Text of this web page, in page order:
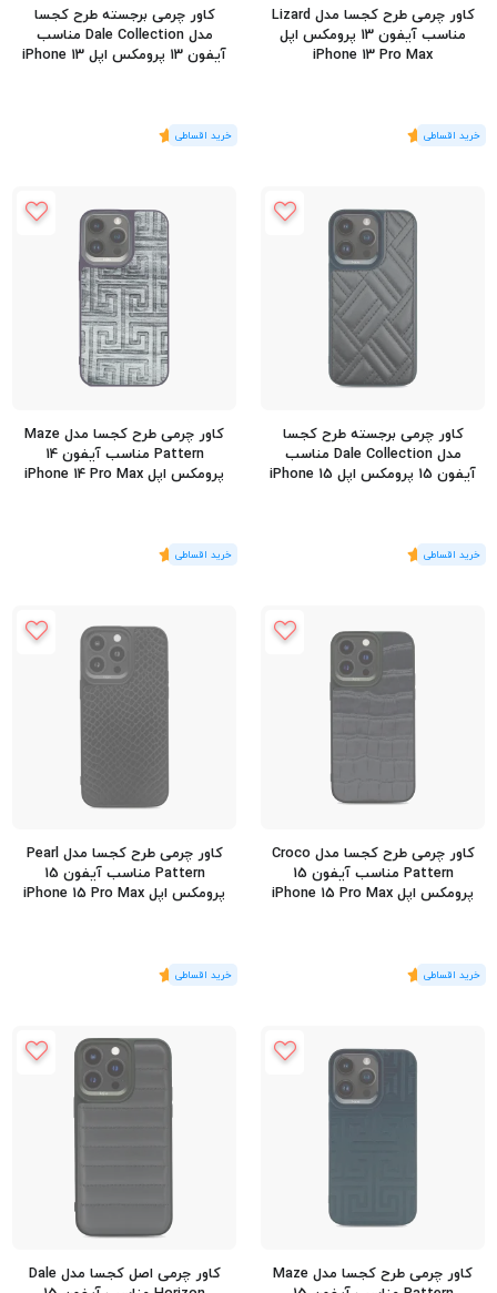
کاور چرمی طرح کجسا مدل Lizard
مناسب آیفون 13 پرومکس اپل
iPhone 13 Pro Max
(1رای)
5
کاور چرمی برجسته طرح کجسا
مدل Dale Collection مناسب
آیفون 13 پرومکس اپل iPhone 13
(1رای)
5
کاور چرمی برجسته طرح کجسا
مدل Dale Collection مناسب
آیفون 15 پرومکس اپل iPhone 15
(1رای)
5
کاور چرمی طرح کجسا مدل Maze
Pattern مناسب آیفون 14
پرومکس اپل iPhone 14 Pro Max
(1رای)
5
کاور چرمی طرح کجسا مدل Croco
Pattern مناسب آیفون 15
پرومکس اپل iPhone 15 Pro Max
(1رای)
5
کاور چرمی طرح کجسا مدل Pearl
Pattern مناسب آیفون 15
پرومکس اپل iPhone 15 Pro Max
(1رای)
5
کاور چرمی طرح کجسا مدل Maze
کاور چرمی اصل کجسا مدل Dale